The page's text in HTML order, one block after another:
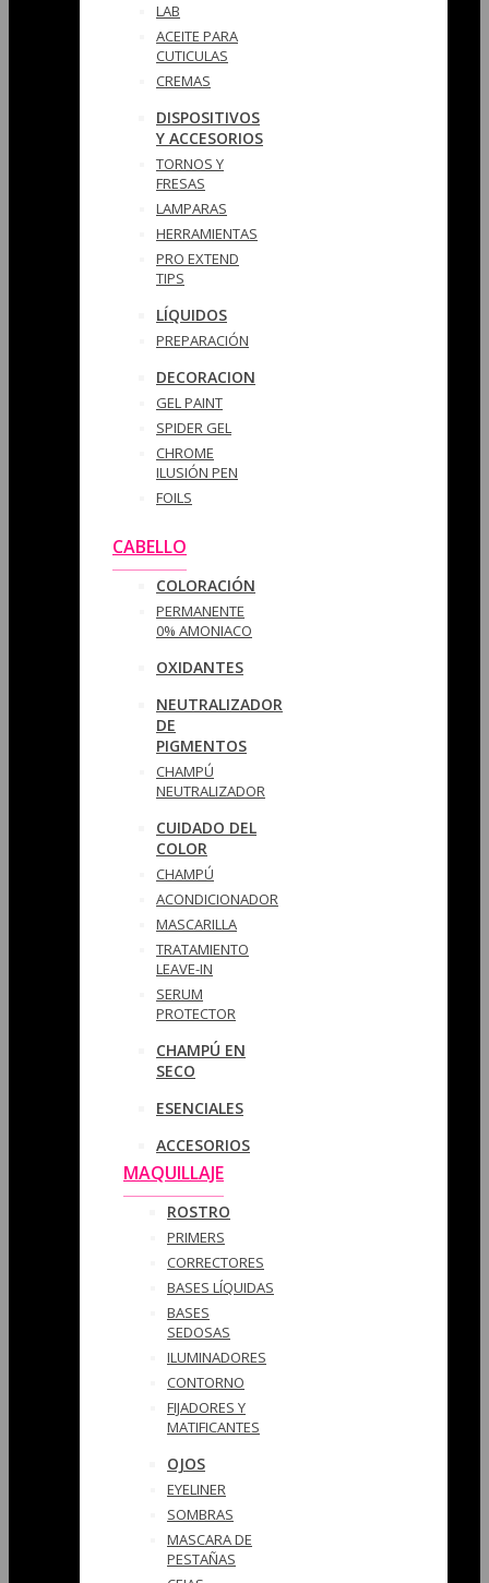
LAB
ACEITE PARA
CUTICULAS
CREMAS
DISPOSITIVOS
Y ACCESORIOS
TORNOS Y
FRESAS
LAMPARAS
HERRAMIENTAS
PRO EXTEND
TIPS
LÍQUIDOS
PREPARACIÓN
DECORACION
GEL PAINT
SPIDER GEL
CHROME
ILUSIÓN PEN
FOILS
CABELLO
COLORACIÓN
PERMANENTE
0% AMONIACO
OXIDANTES
NEUTRALIZADOR
DE
PIGMENTOS
CHAMPÚ
NEUTRALIZADOR
CUIDADO DEL
COLOR
CHAMPÚ
ACONDICIONADOR
MASCARILLA
TRATAMIENTO
LEAVE-IN
SERUM
PROTECTOR
CHAMPÚ EN
SECO
ESENCIALES
ACCESORIOS
MAQUILLAJE
ROSTRO
PRIMERS
CORRECTORES
BASES LÍQUIDAS
BASES
SEDOSAS
ILUMINADORES
CONTORNO
FIJADORES Y
MATIFICANTES
OJOS
EYELINER
SOMBRAS
MASCARA DE
PESTAÑAS